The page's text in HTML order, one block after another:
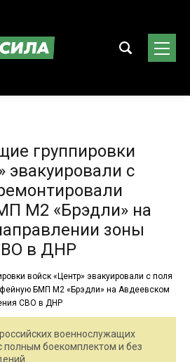
группировки
эвакуировали с
М2 «Брэдли» на
зоны
в ДНР
военнослужащих
полным боекомплектом и без